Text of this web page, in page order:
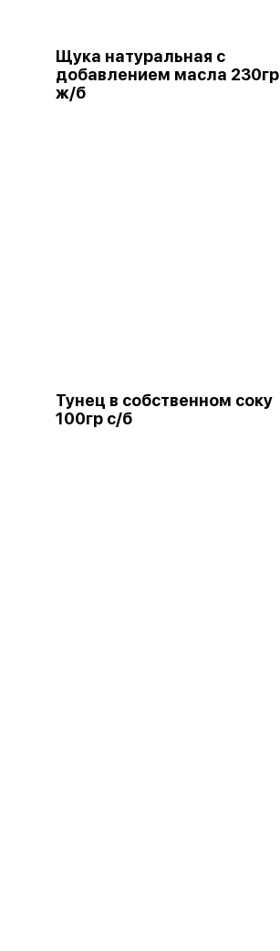
Щука натуральная с
добавлением масла 230гр
ж/б
Тунец в собственном соку
100гр с/б